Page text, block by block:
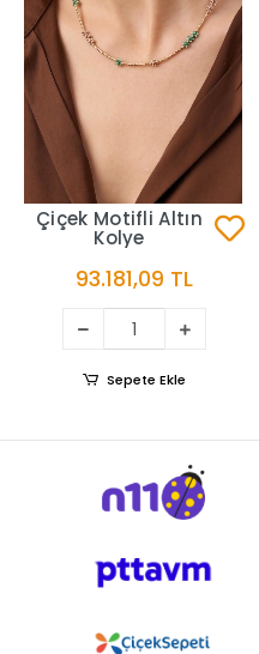
Çiçek Motifli Altın
Kolye
93.181,09 TL
Sepete Ekle